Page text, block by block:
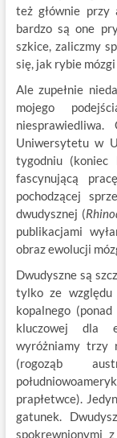
też głównie przy
bardzo są one
szkice, zaliczmy
się, jak rybie
Ale zupełnie
mojego
Uniwersytetu w
tygodniu (koniec
fascynującą
pochodzącej
dwudysznej (
publikacjami
obraz ewolucji
Dwudyszne są
tylko ze
kopalnego
kluczowej dla
wyróżniamy trzy
(rogoząb
prapłetwce).
gatunek.
spokrewnionymi